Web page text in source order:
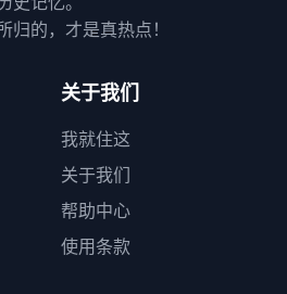
归的，才是真热点！
关于我们
我就住这
关于我们
帮助中心
使用条款